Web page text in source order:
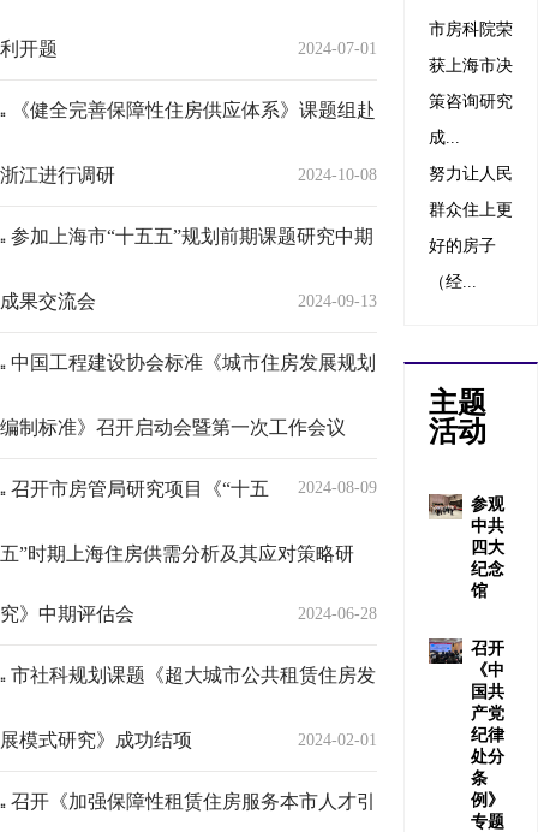
利开题 2024-07-01
《健全完善保障性住房供应体系》课题组赴
浙江进行调研 2024-10-08
参加上海市“十五五”规划前期课题研究中期
成果交流会 2024-09-13
中国工程建设协会标准《城市住房发展规划
编制标准》召开启动会暨第一次工作会议
2024-08-09
召开市房管局研究项目《“十五
五”时期上海住房供需分析及其应对策略研
究》中期评估会 2024-06-28
市社科规划课题《超大城市公共租赁住房发
展模式研究》成功结项 2024-02-01
召开《加强保障性租赁住房服务本市人才引
市房科院荣
获上海市决
策咨询研究
成...
努力让人民
群众住上更
好的房子
（经...
主题
活动
参观
中共
四大
纪念
馆
召开
《中
国共
产党
纪律
处分
条
例》
专题